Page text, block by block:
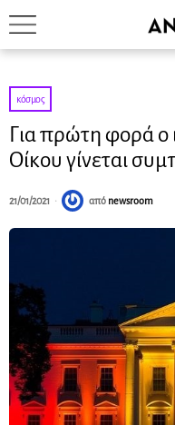
κόσμος
Για πρώτη φορά ο
Οίκου γίνεται
21/01/2021 από newsroom